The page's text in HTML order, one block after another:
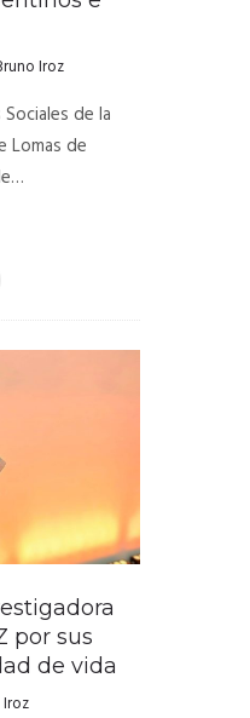
Iroz
de la
Lomas de
por sus
de vida